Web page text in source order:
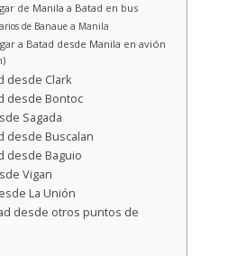
de Manila a Batad en bus
de Banaue a Manila
a Batad desde Manila en avión
desde Clark
desde Bontoc
Sagada
desde Buscalan
desde Baguio
Vigan
La Unión
desde otros puntos de